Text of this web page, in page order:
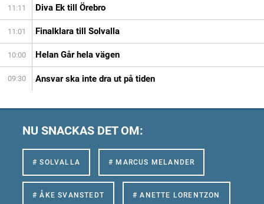
11:11 Diva Ek till Örebro
11:01 Finalklara till Solvalla
10:00 Helan Går hela vägen
09:30 Ansvar ska inte dra ut på tiden
NU SNACKAS DET OM:
# SOLVALLA # MARCUS MELANDER
# ÅKE SVANSTEDT # ANETTE LORENTZON